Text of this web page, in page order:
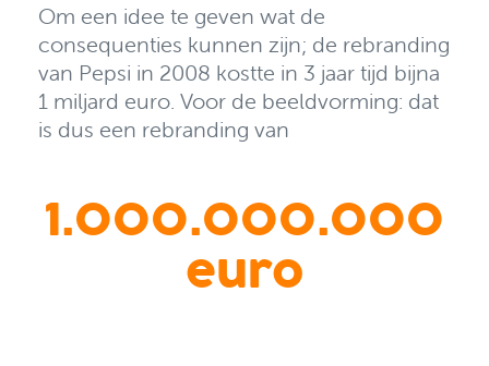
Om een idee te geven wat de
consequenties kunnen zijn; de rebranding
van Pepsi in 2008 kostte in 3 jaar tijd bijna
1 miljard euro. Voor de beeldvorming: dat
is dus een rebranding van
1.000.000.000
euro